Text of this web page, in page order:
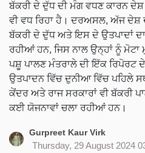
ਬੱਕਰੀ ਦੇ ਦੁੱਧ ਦੀ ਮੰਗ ਵਧਣ ਕਾਰਨ ਦੇਸ਼
ਵੀ ਵਧ ਰਿਹਾ ਹੈ। ਦਰਅਸਲ, ਅੱਜ
ਬੱਕਰੀ ਦੇ ਦੁੱਧ ਅਤੇ ਇਸ ਦੇ ਉਤਪਾਦਾਂ
ਰਹੀਆਂ ਹਨ, ਜਿਸ ਨਾਲ ਉਨ੍ਹਾਂ ਨੂੰ ਮੋਟਾ
ਪਸ਼ੂ ਪਾਲਣ ਮੰਤਰਾਲੇ ਦੀ ਇੱਕ ਰਿਪੋਰਟ
ਉਤਪਾਦਨ ਵਿੱਚ ਦੁਨੀਆ ਵਿੱਚ ਪਹਿਲੇ
ਕੇਂਦਰ ਅਤੇ ਰਾਜ ਸਰਕਾਰਾਂ ਵੀ ਬੱਕਰੀ
ਕਈ ਯੋਜਨਾਵਾਂ ਚਲਾ ਰਹੀਆਂ ਹਨ।
Gurpreet Kaur Virk
Thursday, 29 August 2024